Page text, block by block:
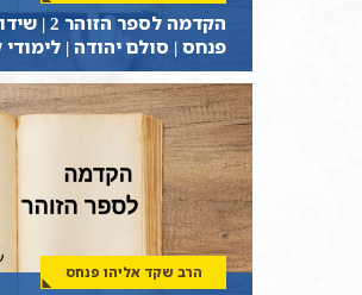
הקדמה
פנחס | סולם יהודה |
הרב שקד אליהו פנחס